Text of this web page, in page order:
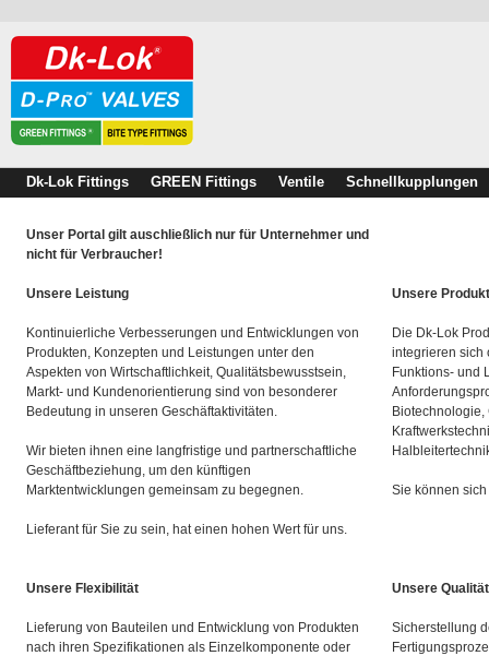
Dk-Lok Fittings GREEN Fittings Ventile Schnellkupplungen
Unser Portal gilt auschließlich nur für Unternehmer und
nicht für Verbraucher!
Unsere Leistung
Kontinuierliche Verbesserungen und Entwicklungen von
Produkten, Konzepten und Leistungen unter den
Aspekten von Wirtschaftlichkeit, Qualitätsbewusstsein,
Markt- und Kundenorientierung sind von besonderer
Bedeutung in unseren Geschäftaktivitäten.
Wir bieten ihnen eine langfristige und partnerschaftliche
Geschäftbeziehung, um den künftigen
Marktentwicklungen gemeinsam zu begegnen.
Lieferant für Sie zu sein, hat einen hohen Wert für uns.
Unsere
Die Dk-Lok
integrieren sich
Funktions- und
Sie können
Unsere Flexibilität
Lieferung von Bauteilen und Entwicklung von Produkten
nach ihren Spezifikationen als Einzelkomponente oder
Unsere Qualität
Sicherstellung